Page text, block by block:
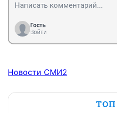
Гость
Войти
Новости СМИ2
ТОП